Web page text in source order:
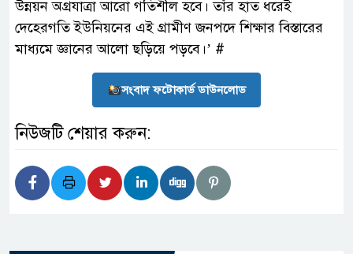
উন্নয়ন অগ্রযাত্রা আরো গতিশীল হবে। তাঁর হাত ধরেই
দেহেরগতি ইউনিয়নের এই গ্রামীণ জনপদে শিক্ষার বিস্তারের
মাধ্যমে জ্ঞানের আলো ছড়িয়ে পড়বে।’ #
সংবাদ ফটোকার্ড ডাউনলোড
নিউজটি শেয়ার করুন: